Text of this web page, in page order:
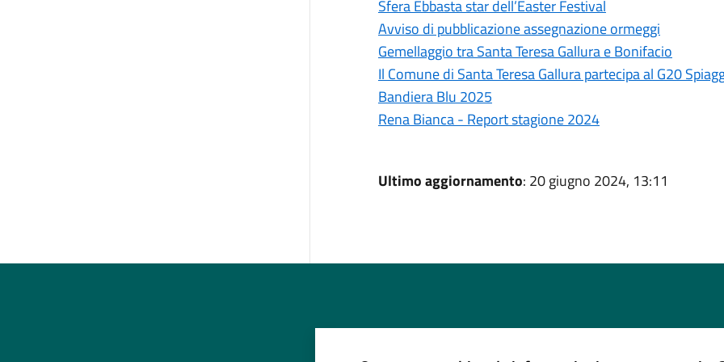
Sfera Ebbasta star dell’Easter Festival
Avviso di pubblicazione assegnazione ormeggi
Gemellaggio tra Santa Teresa Gallura e Bonifacio
Il Comune di Santa Teresa Gallura partecipa al G20
Bandiera Blu 2025
Rena Bianca - Report stagione 2024
Ultimo aggiornamento: 20 giugno 2024, 13:11